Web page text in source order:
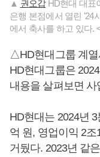
▲ 권오갑HD현대 대표
은행 본점에서 열린 '24
에서 축사를 하고 있다.
△HD현대그룹 계
HD현대그룹은
내용을 살펴보면
HD현대는 2024년
억 원, 영업이익 2
거뒀다. 2023년 같